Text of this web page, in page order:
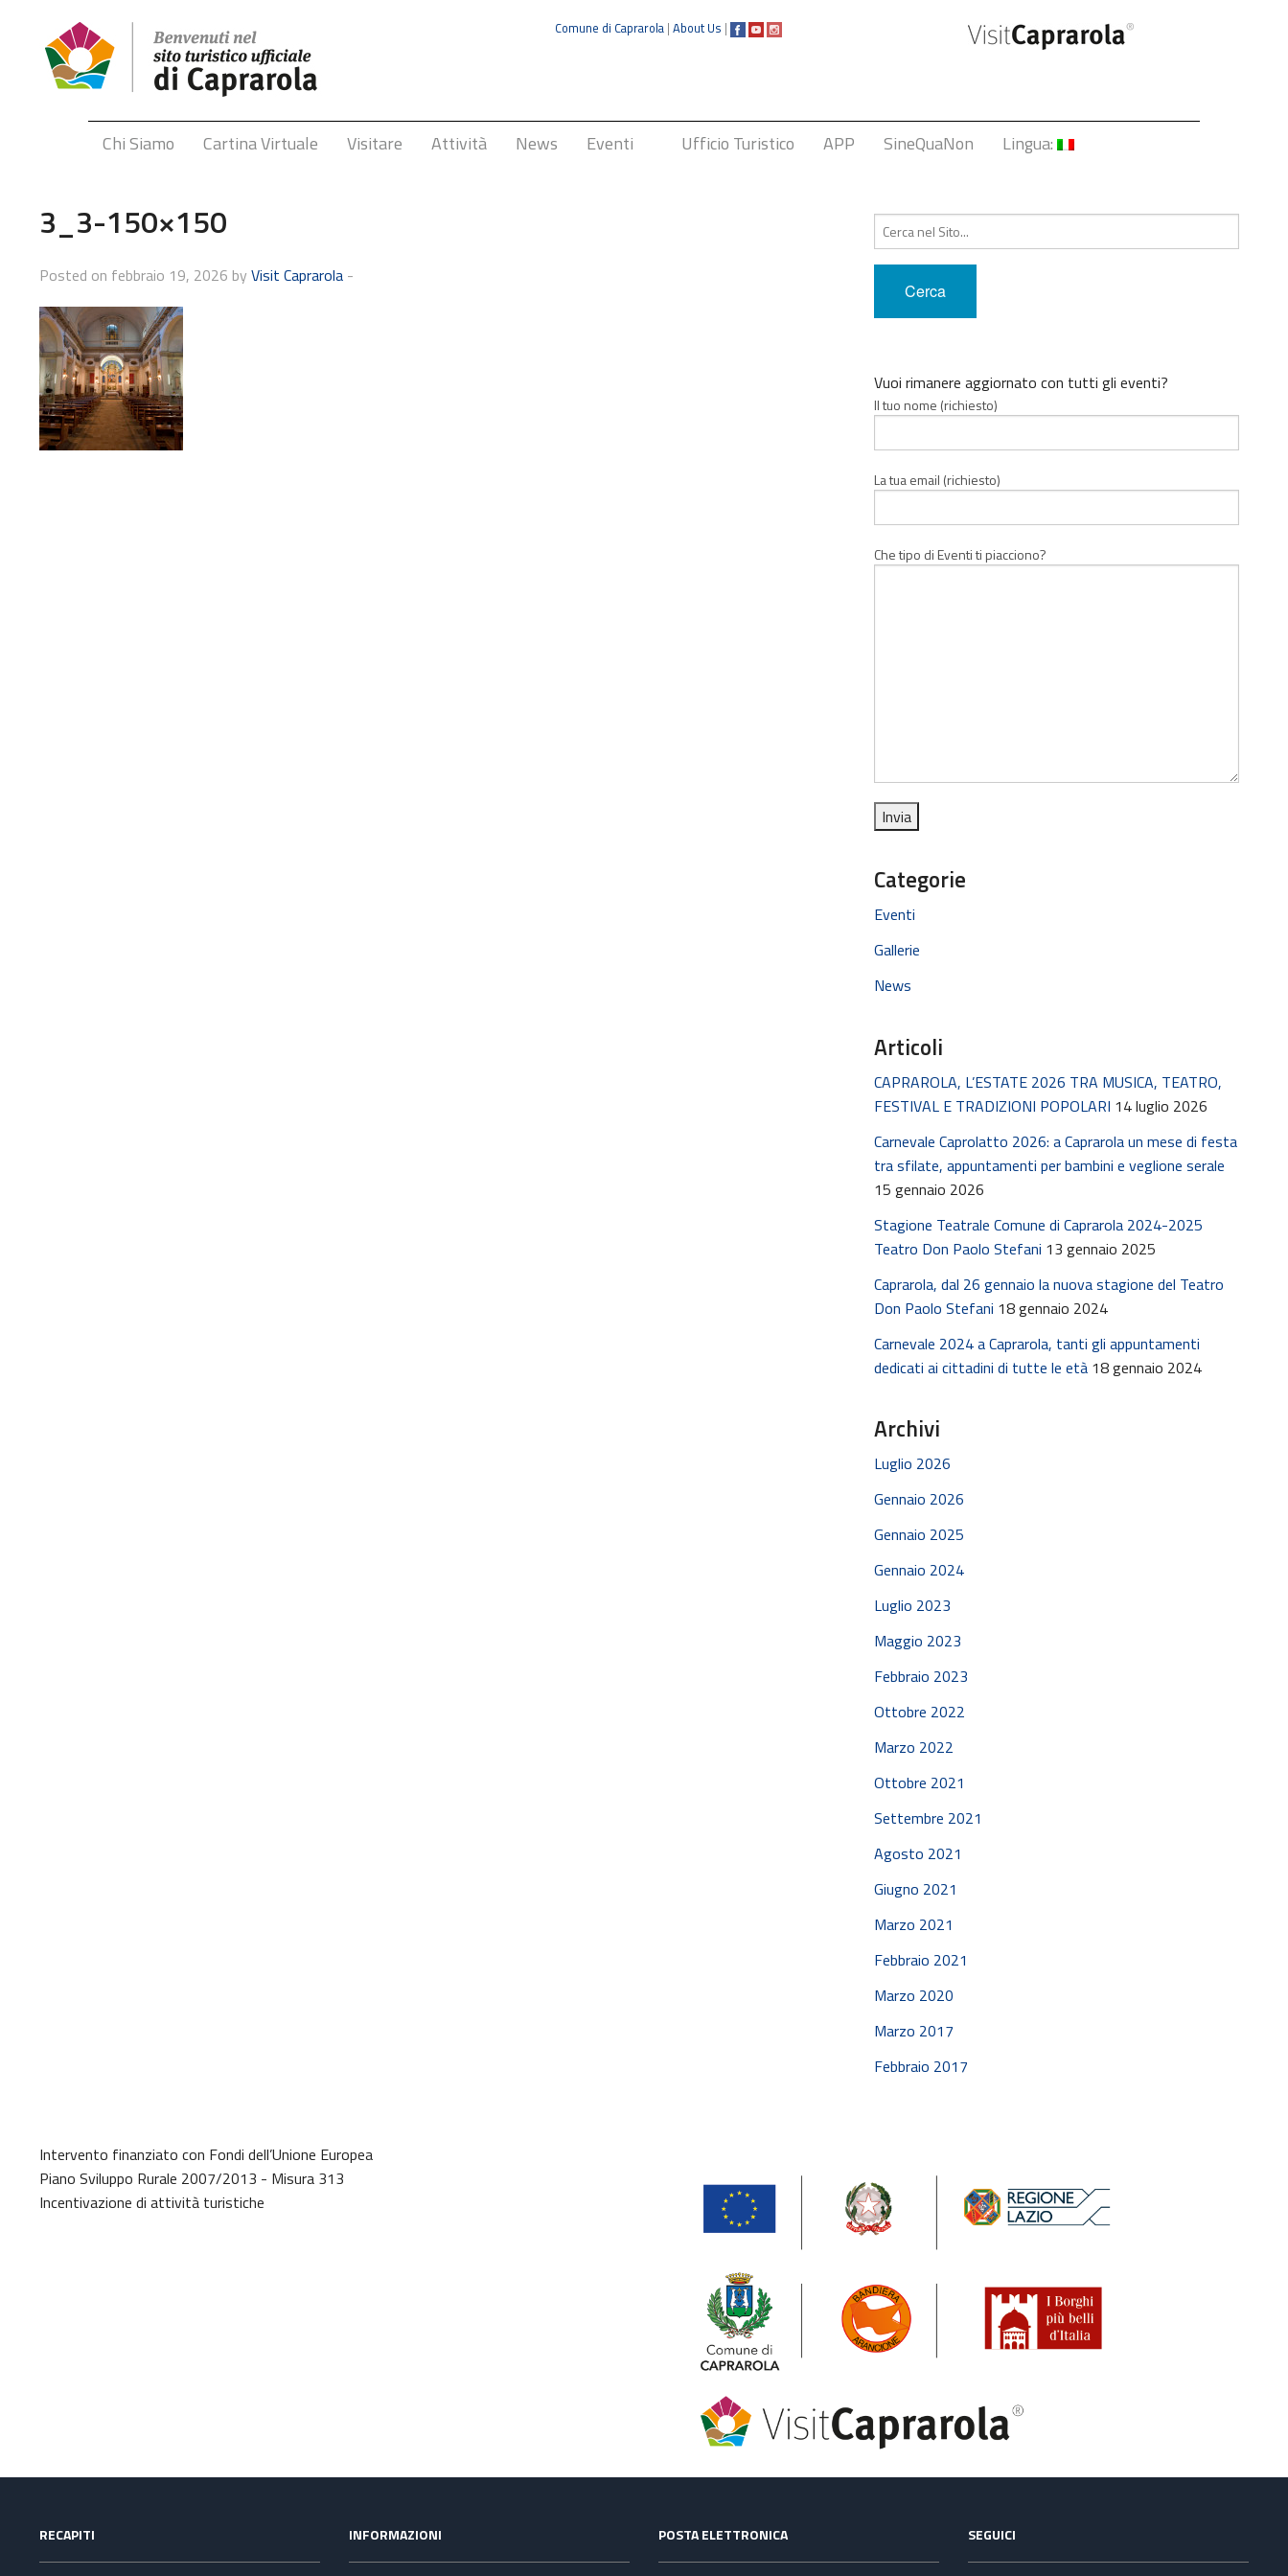
Comune di Caprarola |About Us |
Chi Siamo Cartina Virtuale Visitare Attività News
Eventi
Ufficio Turistico APP SineQuaNon
Lingua:
3_3-150×150
Posted on febbraio 19, 2026 by Visit Caprarola-
Cerca:
Vuoi rimanere aggiornato con tutti gli eventi?
Il tuo nome (richiesto)
La tua email (richiesto)
Che tipo di Eventi ti piacciono?
Categorie
Eventi
Gallerie
News
Articoli
CAPRAROLA, L’ESTATE 2026 TRA MUSICA, TEATRO,
FESTIVAL E TRADIZIONI POPOLARI 14 luglio 2026
Carnevale Caprolatto 2026: a Caprarola un mese di festa
tra sfilate, appuntamenti per bambini e veglione serale
15 gennaio 2026
Stagione Teatrale Comune di Caprarola 2024-2025
Teatro Don Paolo Stefani 13 gennaio 2025
Caprarola, dal 26 gennaio la nuova stagione del Teatro
Don Paolo Stefani 18 gennaio 2024
Carnevale 2024 a Caprarola, tanti gli appuntamenti
dedicati ai cittadini di tutte le età 18 gennaio 2024
Archivi
Luglio 2026
Gennaio 2026
Gennaio 2025
Gennaio 2024
Luglio 2023
Maggio 2023
Febbraio 2023
Ottobre 2022
Marzo 2022
Ottobre 2021
Settembre 2021
Agosto 2021
Giugno 2021
Marzo 2021
Febbraio 2021
Marzo 2020
Marzo 2017
Febbraio 2017
Intervento finanziato con Fondi dell’Unione Europea
Piano Sviluppo Rurale 2007/2013 - Misura 313
Incentivazione di attività turistiche
RECAPITI INFORMAZIONI POSTA ELETTRONICA SEGUICI